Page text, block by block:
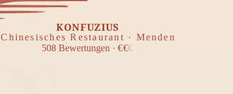
KONFUZIUS
Chinesisches Restaurant · Menden
508 Bewertungen ·€€€